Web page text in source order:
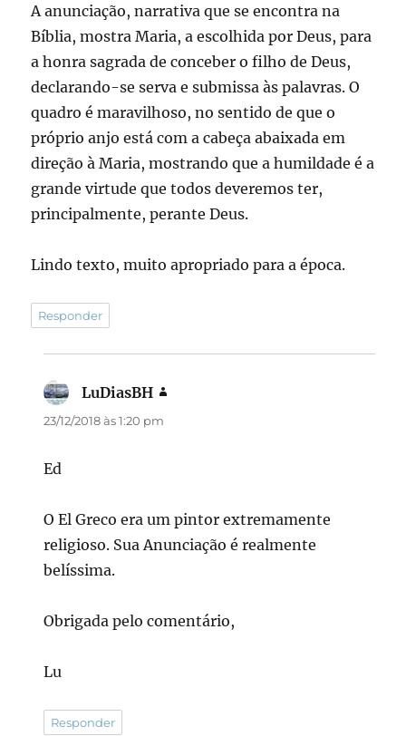
A anunciação, narrativa que se encontra na
Bíblia, mostra Maria, a escolhida por Deus, para
a honra sagrada de conceber o filho de Deus,
declarando-se serva e submissa às palavras. O
quadro é maravilhoso, no sentido de que o
próprio anjo está com a cabeça abaixada em
direção à Maria, mostrando que a humildade é a
grande virtude que todos deveremos ter,
principalmente, perante Deus.
Lindo texto, muito apropriado para a época.
Responder
LuDiasBH
23/12/2018 às 1:20 pm
Ed
O El Greco era um pintor extremamente
religioso. Sua Anunciação é realmente
belíssima.
Obrigada pelo comentário,
Lu
Responder